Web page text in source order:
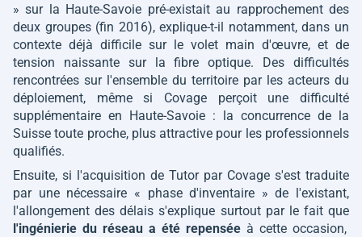
»sur la Haute-Savoie pré-existait au rapprochement des
deux groupes (fin 2016), explique-t-il notamment, dans un
contexte déjà difficile sur le volet main d'œuvre, et de
tension naissante sur la fibre optique. Des difficultés
rencontrées sur l'ensemble du territoire par les acteurs du
déploiement, même si Covage perçoit une difficulté
supplémentaire en Haute-Savoie : la concurrence de la
Suisse toute proche, plus attractive pour les professionnels
qualifiés.
Ensuite, si l'acquisition de Tutor par Covage s'est traduite
par une nécessaire « phase d'inventaire » de l'existant,
l'allongement des délais s'explique surtout par le fait que
l'ingénierie du réseau a été repensée à cette occasion,